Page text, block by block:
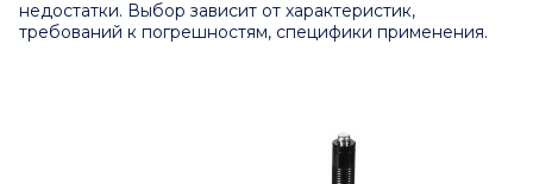
недостатки. Выбор зависит от характеристик,
требований к погрешностям, специфики применения.